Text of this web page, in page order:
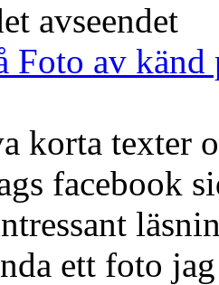
avseendet
Foto av känd
korta texter
facebook
ett foto